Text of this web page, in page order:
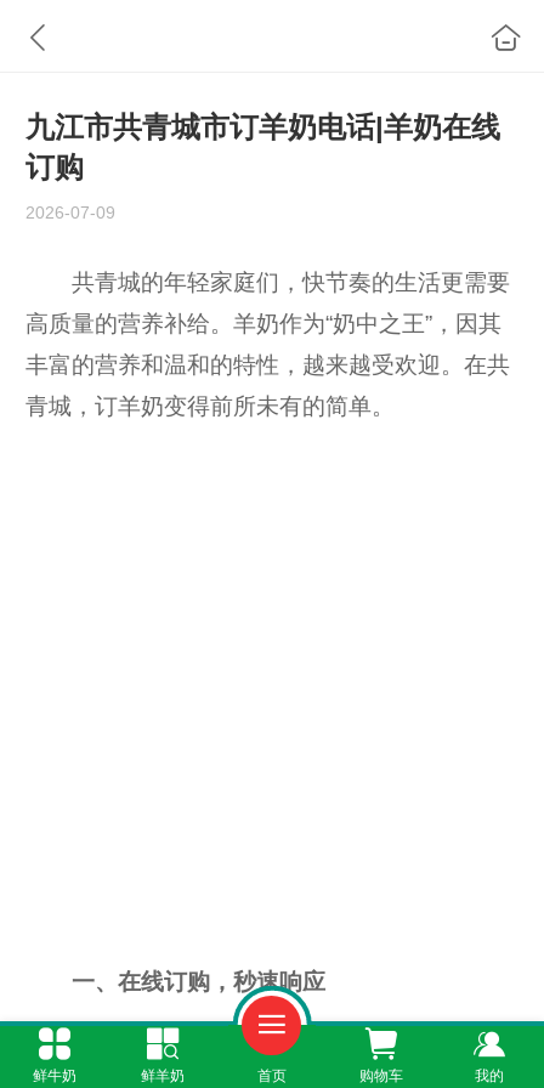
九江市共青城市订羊奶电话|羊奶在线
订购
2026-07-09
共青城的年轻家庭们，快节奏的生活更需要
高质量的营养补给。羊奶作为“奶中之王”，因其
丰富的营养和温和的特性，越来越受欢迎。在共
青城，订羊奶变得前所未有的简单。
一、在线订购，秒速响应
不用再跑腿去奶站，打开“鲜奶365”小程序，
鲜牛奶 鲜羊奶 首页 购物车 我的